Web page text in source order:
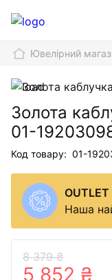
Ювелірний
Золота
01-
Код товару: 01-
OUTLET
Наша
8 379 ₴
5 852 ₴